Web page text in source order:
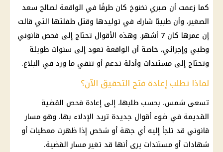
كما زعمت أن صبري نخنوخ كان طرفًا في الواقعة لصالح سعد
الصغير، وأن طبيبًا شارك في توليدها وقتل طفلتها التي قالت
إن عمرها كان 7 أشهر. وهذه الأقوال تحتاج إلى فحص قانوني
وطبي وإجرائي، خاصة أن الواقعة تعود إلى سنوات طويلة
وتحتاج إلى مستندات وأدلة تدعم أو تنفي ما ورد في البلاغ.
لماذا تطلب إعادة فتح التحقيق الآن؟
تسعى شمس، بحسب طلبها، إلى إعادة فحص القضية
القديمة في ضوء أقوال جديدة تريد الإدلاء بها، وهو مسار
قانوني قد تلجأ إليه أي جهة أو شخص إذا ظهرت معطيات أو
شهادات أو مستندات يرى أنها قد تغير مسار القضية.